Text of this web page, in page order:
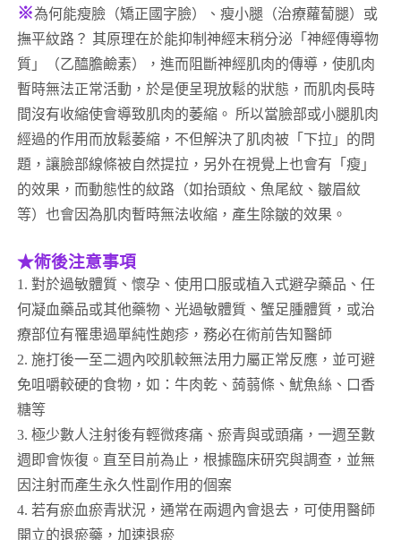
※為何能瘦臉（矯正國字臉）、瘦小腿（治療蘿蔔腿）或
撫平紋路？ 其原理在於能抑制神經末稍分泌「神經傳導物
質」（乙醯膽鹼素），進而阻斷神經肌肉的傳導，使肌肉
暫時無法正常活動，於是便呈現放鬆的狀態，而肌肉長時
間沒有收縮使會導致肌肉的萎縮。 所以當臉部或小腿肌肉
經過的作用而放鬆萎縮，不但解決了肌肉被「下拉」的問
題，讓臉部線條被自然提拉，另外在視覺上也會有「瘦」
的效果，而動態性的紋路（如抬頭紋、魚尾紋、皺眉紋
等）也會因為肌肉暫時無法收縮，產生除皺的效果。
★術後注意事項
1. 對於過敏體質、懷孕、使用口服或植入式避孕藥品、任
何凝血藥品或其他藥物、光過敏體質、蟹足腫體質，或治
療部位有罹患過單純性皰疹，務必在術前告知醫師
2. 施打後一至二週內咬肌較無法用力屬正常反應，並可避
免咀嚼較硬的食物，如：牛肉乾、蒟蒻條、魷魚絲、口香
糖等
3. 極少數人注射後有輕微疼痛、瘀青與或頭痛，一週至數
週即會恢復。直至目前為止，根據臨床研究與調查，並無
因注射而產生永久性副作用的個案
4. 若有瘀血瘀青狀況，通常在兩週內會退去，可使用醫師
開立的退瘀藥，加速退瘀